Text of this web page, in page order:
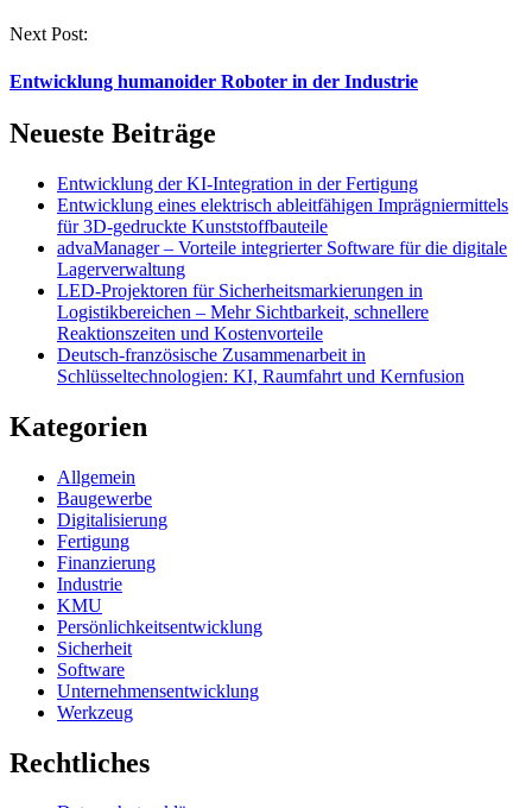
Next Post:
Entwicklung humanoider Roboter in der Industrie
Neueste Beiträge
Entwicklung der KI-Integration in der Fertigung
Entwicklung eines elektrisch ableitfähigen Imprägniermittels
für 3D-gedruckte Kunststoffbauteile
advaManager – Vorteile integrierter Software für die digitale
Lagerverwaltung
LED-Projektoren für Sicherheitsmarkierungen in
Logistikbereichen – Mehr Sichtbarkeit, schnellere
Reaktionszeiten und Kostenvorteile
Deutsch-französische Zusammenarbeit in
Schlüsseltechnologien: KI, Raumfahrt und Kernfusion
Kategorien
Allgemein
Baugewerbe
Digitalisierung
Fertigung
Finanzierung
Industrie
KMU
Persönlichkeitsentwicklung
Sicherheit
Software
Unternehmensentwicklung
Werkzeug
Rechtliches